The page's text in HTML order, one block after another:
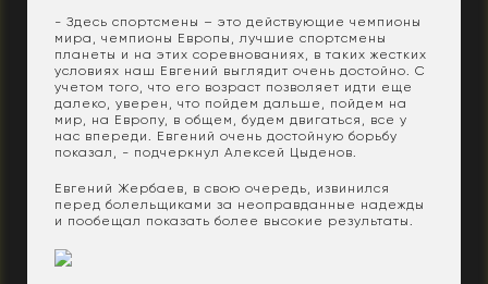
- Здесь спортсмены – это действующие чемпионы
мира, чемпионы Европы, лучшие спортсмены
планеты и на этих соревнованиях, в таких жестких
условиях наш Евгений выглядит очень достойно. С
учетом того, что его возраст позволяет идти еще
далеко, уверен, что пойдем дальше, пойдем на
мир, на Европу, в общем, будем двигаться, все у
нас впереди. Евгений очень достойную борьбу
показал, - подчеркнул Алексей Цыденов.
Евгений Жербаев, в свою очередь, извинился
перед болельщиками за неоправданные надежды
и пообещал показать более высокие результаты.